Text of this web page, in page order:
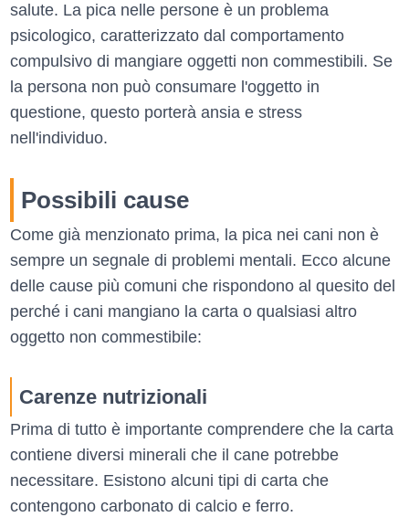
salute. La pica nelle persone è un problema
psicologico, caratterizzato dal comportamento
compulsivo di mangiare oggetti non commestibili. Se
la persona non può consumare l'oggetto in
questione, questo porterà ansia e stress
nell'individuo.
Possibili cause
Come già menzionato prima, la pica nei cani non è
sempre un segnale di problemi mentali. Ecco alcune
delle cause più comuni che rispondono al quesito del
perché i cani mangiano la carta o qualsiasi altro
oggetto non commestibile:
Carenze nutrizionali
Prima di tutto è importante comprendere che la carta
contiene diversi minerali che il cane potrebbe
necessitare. Esistono alcuni tipi di carta che
contengono carbonato di calcio e ferro.